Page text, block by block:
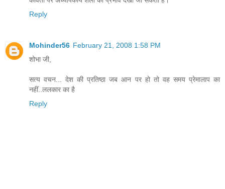
Reply
Mohinder56 February 21, 2008 1:58 PM
शोभा जी,
सत्य वचन... देश की प्रतिष्ठा जब आन पर हो तो वह समय प्रेमालाप का
नहीं..ललकार का है
Reply